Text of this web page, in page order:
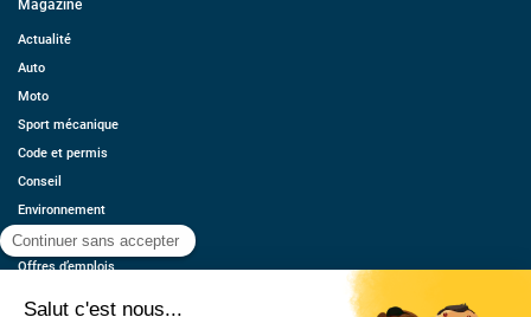
Magazine
Actualité
Auto
Moto
Sport mécanique
Code et permis
Conseil
Environnement
Économie
Offres d’emplois